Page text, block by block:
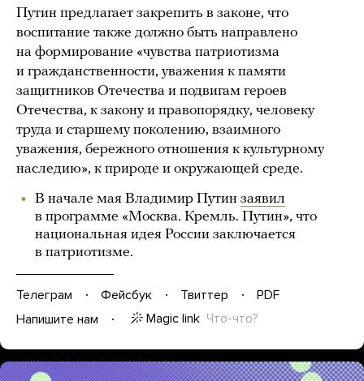
Путин предлагает закрепить в законе, что
воспитание также должно быть направлено
на формирование «чувства патриотизма
и гражданственности, уважения к памяти
защитников Отечества и подвигам героев
Отечества, к закону и правопорядку, человеку
труда и старшему поколению, взаимного
уважения, бережного отношения к культурному
наследию», к природе и окружающей среде.
В начале мая Владимир Путин заявил
в программе «Москва. Кремль. Путин», что
национальная идея России заключается
в патриотизме.
Телеграм Фейсбук Твиттер
PDF
Напишите нам
Magic link Что-что?